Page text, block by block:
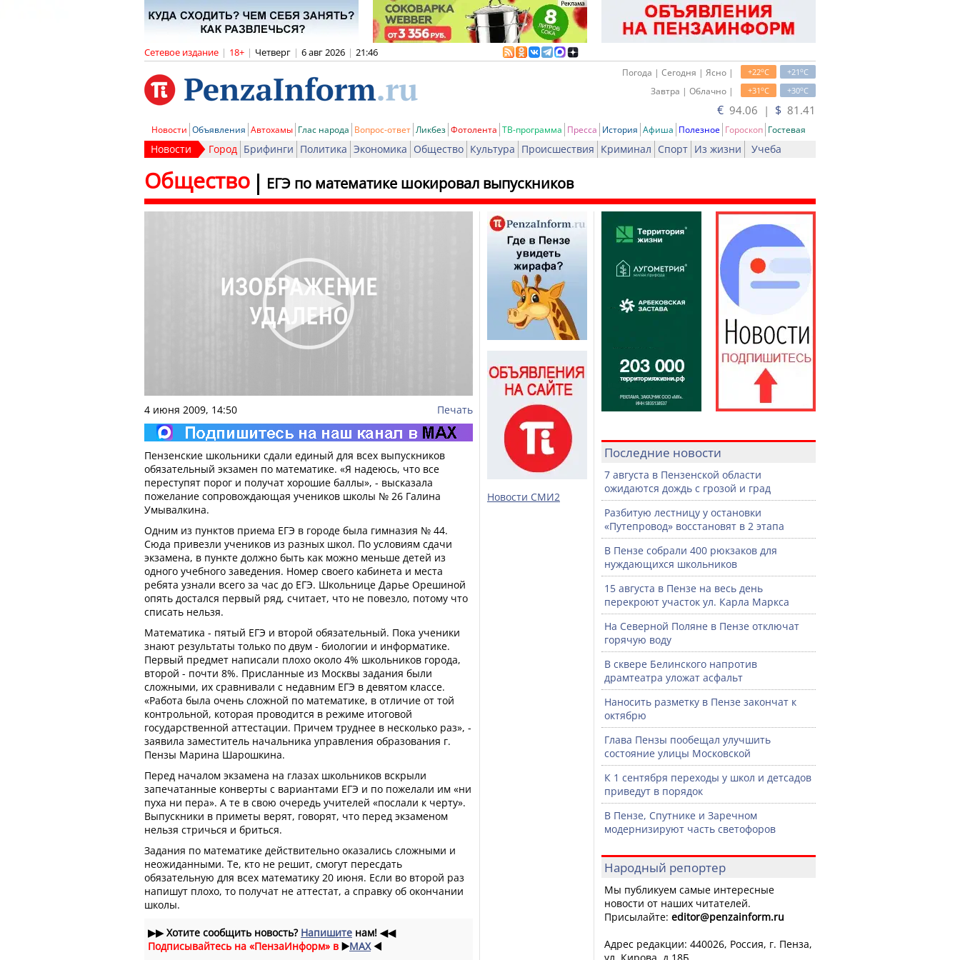
Сетевое издание | 18+ | Четверг | 6 авг 2026 | 21:46
+21oC
+22oC
Погода | Сегодня | Ясно |
+30oC
+31oC
Завтра | Облачно |
€ 94.06 | $ 81.41
Новости Объявления Автохамы Глас народа Вопрос-ответ Ликбез Фотолента ТВ-программа Пресса История Афиша Полезное Гороскоп Гостевая
Новости Город Брифинги Политика Экономика Общество Культура Происшествия Криминал Спорт Из жизни Учеба
ЕГЭ по математике шокировал выпускников
Общество
4 июня 2009, 14:50 Печать
Пензенские школьники сдали единый для всех выпускников
обязательный экзамен по математике. «Я надеюсь, что все
переступят порог и получат хорошие баллы», - высказала
пожелание сопровождающая учеников школы № 26 Галина
Умывалкина.
Одним из пунктов приема ЕГЭ в городе была гимназия № 44.
Сюда привезли учеников из разных школ. По условиям сдачи
экзамена, в пункте должно быть как можно меньше детей из
одного учебного заведения. Номер своего кабинета и места
ребята узнали всего за час до ЕГЭ. Школьнице Дарье Орешиной
опять достался первый ряд, считает, что не повезло, потому что
списать нельзя.
Математика - пятый ЕГЭ и второй обязательный. Пока ученики
знают результаты только по двум - биологии и информатике.
Первый предмет написали плохо около 4% школьников города,
второй - почти 8%. Присланные из Москвы задания были
сложными, их сравнивали с недавним ЕГЭ в девятом классе.
«Работа была очень сложной по математике, в отличие от той
контрольной, которая проводится в режиме итоговой
государственной аттестации. Причем труднее в несколько раз», -
заявила заместитель начальника управления образования г.
Пензы Марина Шарошкина.
Перед началом экзамена на глазах школьников вскрыли
запечатанные конверты с вариантами ЕГЭ и по пожелали им «ни
пуха ни пера». А те в свою очередь учителей «послали к черту».
Выпускники в приметы верят, говорят, что перед экзаменом
нельзя стричься и бриться.
Задания по математике действительно оказались сложными и
неожиданными. Те, кто не решит, смогут пересдать
обязательную для всех математику 20 июня. Если во второй раз
напишут плохо, то получат не аттестат, а справку об окончании
школы.
▶▶Хотите сообщить новость? Напишите нам! ◀◀
Подписывайтесь на «ПензаИнформ» в ▶️MAX ◀️
Новости СМИ2
Последние новости
7 августа в Пензенской области
ожидаются дождь с грозой и град
Разбитую лестницу у остановки
«Путепровод» восстановят в 2 этапа
В Пензе собрали 400 рюкзаков для
нуждающихся школьников
15 августа в Пензе на весь день
перекроют участок ул. Карла Маркса
На Северной Поляне в Пензе отключат
горячую воду
В сквере Белинского напротив
драмтеатра уложат асфальт
Наносить разметку в Пензе закончат к
октябрю
Глава Пензы пообещал улучшить
состояние улицы Московской
К 1 сентября переходы у школ и детсадов
приведут в порядок
В Пензе, Спутнике и Заречном
модернизируют часть светофоров
Народный репортер
Мы публикуем самые интересные
новости от наших читателей.
Присылайте: editor@penzainform.ru
Адрес редакции: 440026, Россия, г. Пенза,